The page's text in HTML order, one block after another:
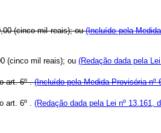
(cinco mil reais); ou(Incluído pela
(cinco mil reais); ou (Redação dada pela
art. 6º .(Incluído pela Medida Provisória nº
art. 6º . (Redação dada pela Lei nº 13.161,